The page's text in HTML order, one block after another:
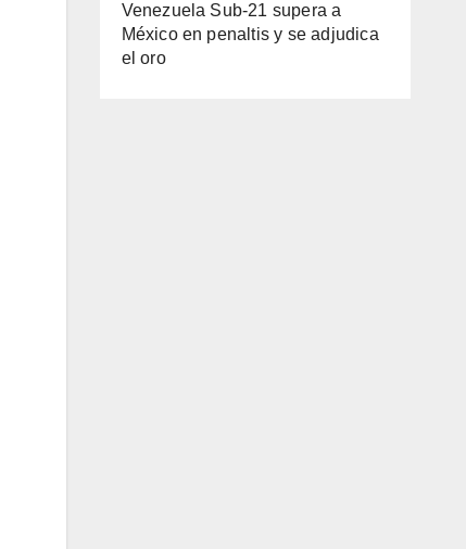
Venezuela Sub-21 supera a
México en penaltis y se adjudica
el oro